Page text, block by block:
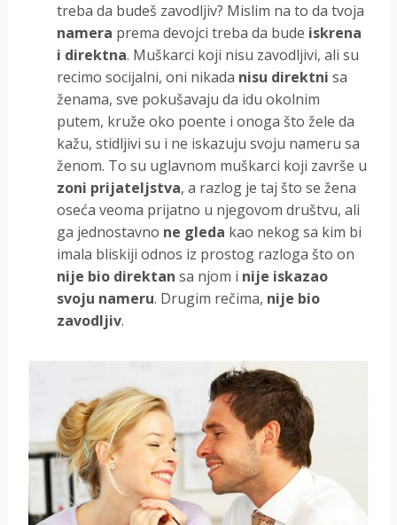
treba da budeš zavodljiv? Mislim na to da tvoja
namera prema devojci treba da bude iskrena
i direktna. Muškarci koji nisu zavodljivi, ali su
recimo socijalni, oni nikada nisu direktni sa
ženama, sve pokušavaju da idu okolnim
putem, kruže oko poente i onoga što žele da
kažu, stidljivi su i ne iskazuju svoju nameru sa
ženom. To su uglavnom muškarci koji završe u
zoni prijateljstva, a razlog je taj što se žena
oseća veoma prijatno u njegovom društvu, ali
ga jednostavno ne gleda kao nekog sa kim bi
imala bliskiji odnos iz prostog razloga što on
nije bio direktan sa njom i nije iskazao
svoju nameru. Drugim rečima, nije bio
zavodljiv.